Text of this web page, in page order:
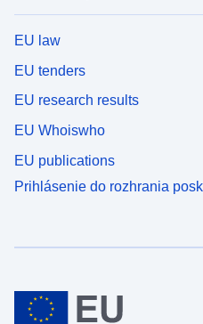
EU law
EU tenders
EU research results
EU Whoiswho
EU publications
Prihlásenie do rozhrania